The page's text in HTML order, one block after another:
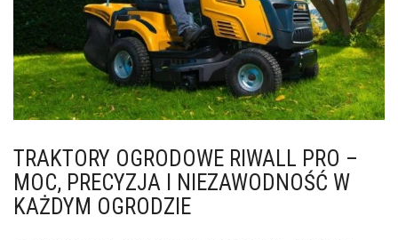
TRAKTORY OGRODOWE RIWALL PRO –
MOC, PRECYZJA I NIEZAWODNOŚĆ W
KAŻDYM OGRODZIE